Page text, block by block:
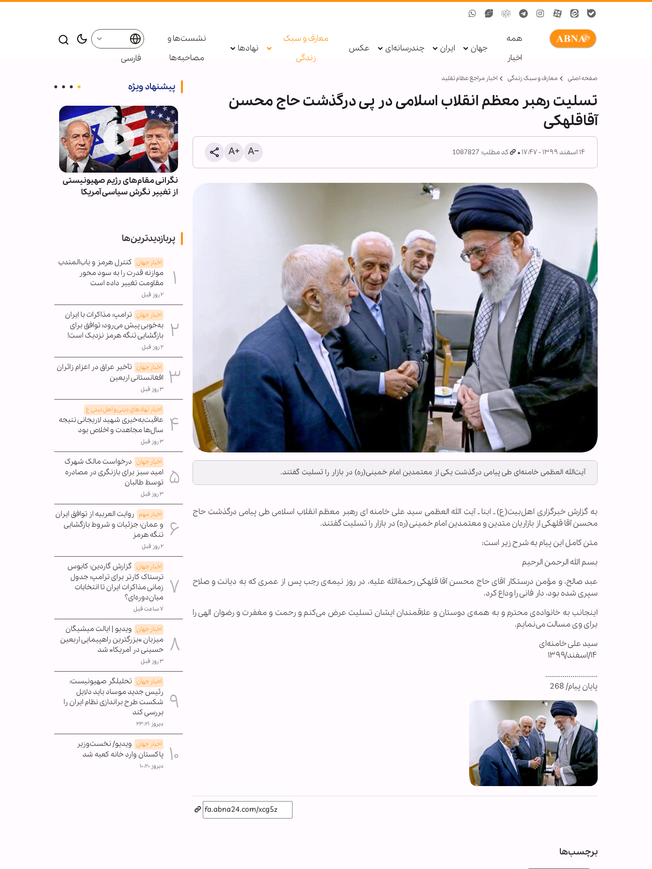
همه
اخبار
جهان ایران چندرسانه‌ای عکس
معارف و سبک
زندگی
نهادها
نشست‌ها و
مصاحبه‌ها
فارسی
صفحه اصلی معارف و سبک زندگی اخبار مراجع عظام تقلید
تسلیت رهبر معظم انقلاب اسلامی در پی درگذشت حاج محسن
آقاقلهکی
۱۴ اسفند ۱۳۹۹ - ۱۷:۴۷ کد مطلب: 1087827
آیت‌الله العظمی خامنه‌ای طی پیامی درگذشت یکی از معتمدین امام خمینی(ره) در بازار را تسلیت گفتند.
به گزارش خبرگزاری اهل‌بیت(ع) ـ ابنا ـ آیت الله العظمی سید علی خامنه ای رهبر معظم انقلاب اسلامی طی پیامی درگذشت حاج
محسن آقا قلهکی از بازاریان متدین و معتمدین امام خمینی (ره) در بازار را تسلیت گفتند.
متن کامل این پیام به شرح زیر است:
بسم الله الرحمن الرحیم
عبد صالح، و مؤمن درستکار آقای حاج محسن آقا قلهکی رحمةالله علیه، در روز نیمه‌ی رجب پس از عمری که به دیانت و صلاح
سپری شده بود، دار فانی را وداع کرد.
اینجانب به خانواده‌ی محترم و به همه‌ی دوستان و علاقمندان ایشان تسلیت عرض می‌کنم و رحمت و مغفرت و رضوان الهی را
برای وی مسالت می‌نمایم.
سید علی خامنه‌ای
۱۴/اسفند/۱۳۹۹
...........................
پایان پیام/ 268
برچسب‌ها
پیشنهاد ویژه
تایلند؛ برگزاری مراسم بزرگداشت
نگرانی مقام‌های رژیم صهیونیستی
از تغییر نگرش سیاسی آمریکا
پربازدیدترین‌ها
اخبار جهان کنترل هرمز و باب‌المندب
موازنه قدرت را به سود محور
مقاومت تغییر داده است
۲ روز قبل
اخبار جهان ترامپ: مذاکرات با ایران
به‌خوبی پیش می‌رود؛ توافق برای
بازگشایی تنگه هرمز نزدیک است!
۲ روز قبل
اخبار جهان تأخیر عراق در اعزام زائران
افغانستانی اربعین
۳ روز قبل
اخبار نهادهای دینی و اهل بیتی ع
عاقبت‌به‌خیری شهید لاریجانی نتیجه
سال‌ها مجاهدت و اخلاص بود
۳ روز قبل
اخبار جهان درخواست مالک شهرک
امید سبز برای بازنگری در مصادره
توسط طالبان
۳ روز قبل
اخبار مهم روایت العربیه از توافق ایران
و عمان؛ جزئیات و شروط بازگشایی
تنگه هرمز
۲ روز قبل
اخبار جهان گزارش گاردین: کابوس
ترسناک کارتر برای ترامپ؛ جدول
زمانی مذاکرات ایران تا انتخابات
میان‌دوره‌ای؟
۷ ساعت قبل
اخبار جهان ویدیو | ایالت میشیگان
میزبان »بزرگترین راهپیمایی اربعین
حسینی در آمریکا« شد
۳ روز قبل
اخبار جهان تحلیلگر صهیونیست:
رئیس جدید موساد باید دلایل
شکست طرح براندازی نظام ایران را
بررسی کند
دیروز ۲۳:۲۱
اخبار جهان ویدیو/ نخست‌وزیر
پاکستان وارد خانه کعبه شد
دیروز ۱۰:۲۰